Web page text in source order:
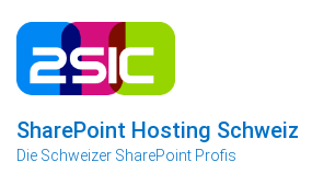
Inhalt
springen
SharePoint Hosting Schweiz
Die Schweizer SharePoint Profis